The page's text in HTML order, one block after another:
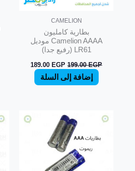
CAMELION
بطارية كامليون
Camelion AAAA موديل
LR61 (رفيع جدا)
199.00EGP
189.00EGP
إضافة إلى السلة